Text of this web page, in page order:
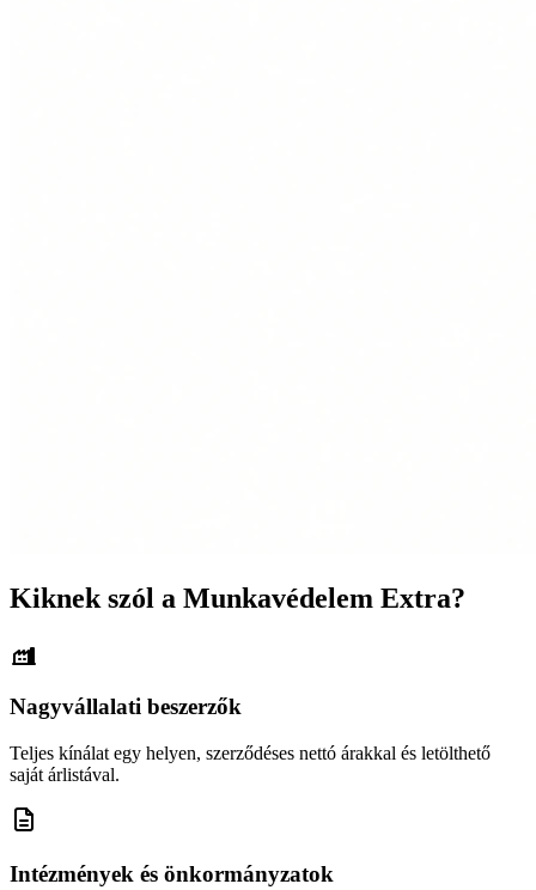
Kiknek szól a Munkavédelem Extra?
Nagyvállalati beszerzők
Teljes kínálat egy helyen, szerződéses nettó árakkal és letölthető
saját árlistával.
Intézmények és önkormányzatok